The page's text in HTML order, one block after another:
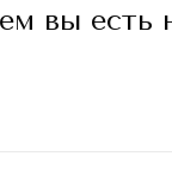
вы есть